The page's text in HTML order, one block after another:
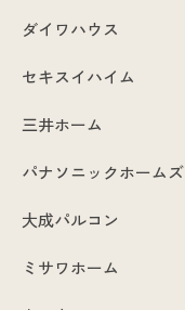
ダイワハウス
セキスイハイム
三井ホーム
パナソニックホームズ
大成パルコン
ミサワホーム